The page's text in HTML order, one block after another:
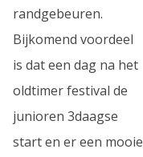
randgebeuren.
Bijkomend voordeel
is dat een dag na het
oldtimer festival de
junioren 3daagse
start en er een mooie